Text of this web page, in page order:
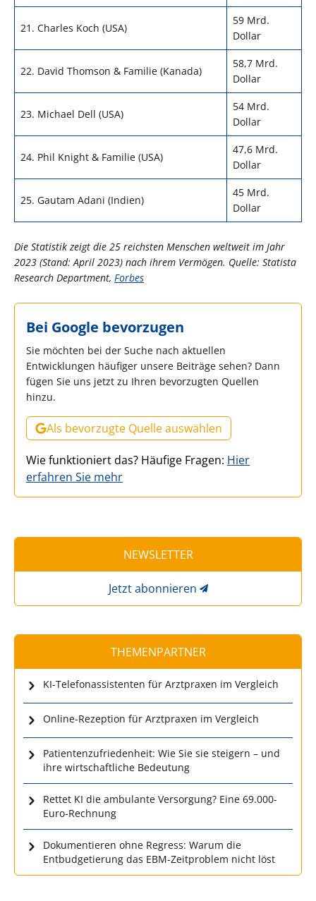
21. Charles Koch (USA)
59 Mrd.
Dollar
22. David Thomson & Familie (Kanada)
58,7 Mrd.
Dollar
23. Michael Dell (USA)
54 Mrd.
Dollar
24. Phil Knight & Familie (USA)
47,6 Mrd.
Dollar
25. Gautam Adani (Indien)
45 Mrd.
Dollar
Die Statistik zeigt die 25 reichsten Menschen weltweit im Jahr
2023 (Stand: April 2023) nach ihrem Vermögen. Quelle: Statista
Research Department, Forbes
Bei Google bevorzugen
Sie möchten bei der Suche nach aktuellen
Entwicklungen häufiger unsere Beiträge sehen? Dann
fügen Sie uns jetzt zu Ihren bevorzugten Quellen
hinzu.
Als bevorzugte Quelle auswählen
Wie funktioniert das? Häufige Fragen: Hier
erfahren Sie mehr
NEWSLETTER
Jetzt abonnieren
THEMENPARTNER
KI-Telefonassistenten für Arztpraxen im Vergleich
Online-Rezeption für Arztpraxen im Vergleich
Patientenzufriedenheit: Wie Sie sie steigern – und
ihre wirtschaftliche Bedeutung
Rettet KI die ambulante Versorgung? Eine 69.000-
Euro-Rechnung
Dokumentieren ohne Regress: Warum die
Entbudgetierung das EBM-Zeitproblem nicht löst